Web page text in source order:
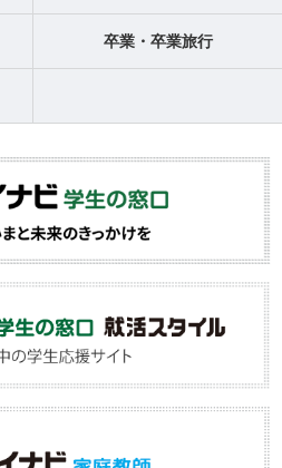
卒業・卒業旅行